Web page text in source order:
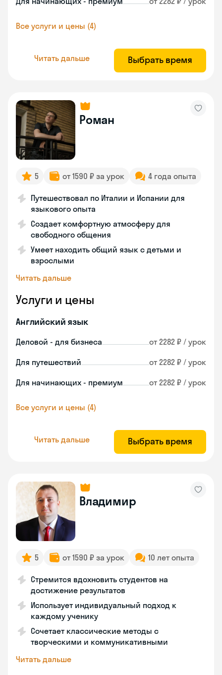
Все услуги и цены (4)
Читать дальше Выбрать время
Роман
5 от 1590 ₽ за урок 4 года опыта
Путешествовал по Италии и Испании для
языкового опыта
Создает комфортную атмосферу для
свободного общения
Умеет находить общий язык с детьми и
взрослыми
Читать дальше
Услуги и цены
Английский язык
Деловой - для бизнеса от 2282 ₽ / урок
Для путешествий от 2282 ₽ / урок
Для начинающих - премиум от 2282 ₽ / урок
Все услуги и цены (4)
Читать дальше Выбрать время
Владимир
5 от 1590 ₽ за урок 10 лет опыта
Стремится вдохновить студентов на
достижение результатов
Использует индивидуальный подход к
каждому ученику
Сочетает классические методы с
творческими и коммуникативными
Читать дальше